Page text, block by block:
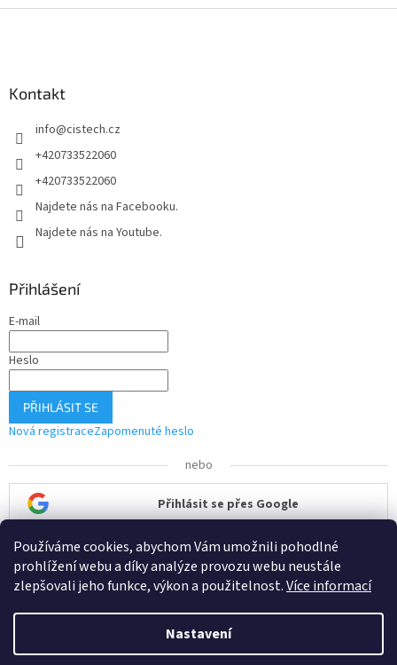
Používáme cookies, abychom Vám umožnili pohodlné
prohlížení webu a díky analýze provozu webu neustále
zlepšovali jeho funkce, výkon a použitelnost.Více informací
Nastavení
Kontakt
info@cistech.cz
+420733522060
+420733522060
Najdete nás na Facebooku.
Najdete nás na Youtube.
Přihlášení
E-mail
Heslo
PŘIHLÁSIT SE
Nová registraceZapomenuté heslo
nebo
Přihlásit se přes Google
Přihlásit se přes Seznam
Vytvořil Shoptet